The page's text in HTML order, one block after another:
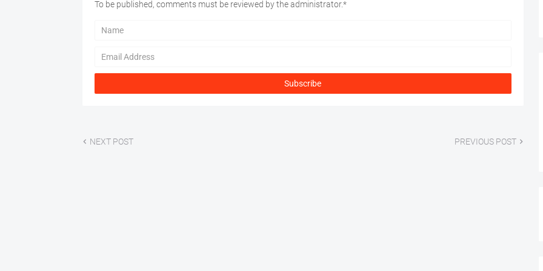
To be published, comments must be reviewed by the administrator.*
NEXT POST PREVIOUS POST